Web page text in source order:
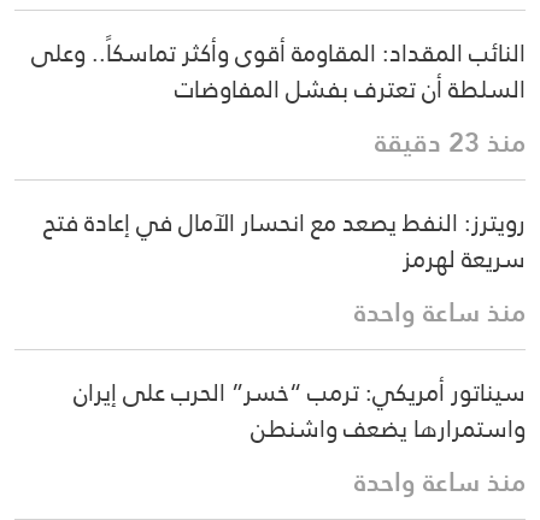
النائب المقداد: المقاومة أقوى وأكثر تماسكاً.. وعلى
السلطة أن تعترف بفشل المفاوضات
منذ 23 دقيقة
رويترز: النفط يصعد مع انحسار الآمال في إعادة فتح
سريعة لهرمز
منذ ساعة واحدة
سيناتور أمريكي: ترمب “خسر” الحرب على إيران
واستمرارها يضعف واشنطن
منذ ساعة واحدة